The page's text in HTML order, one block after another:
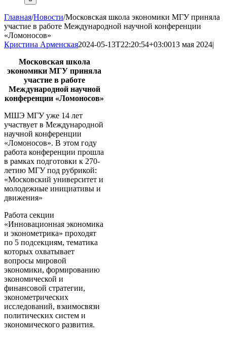
Главная/Новости/Московская школа экономики МГУ приняла
участие в работе Международной научной конференции
«Ломоносов»
Кристина Арменская2024-05-13T22:20:54+03:0013 мая 2024|
Московская школа
экономики МГУ приняла
участие в работе
Международной научной
конференции «Ломоносов»
МШЭ МГУ уже 14 лет
участвует в Международной
научной конференции
«Ломоносов». В этом году
работа конференции прошла
в рамках подготовки к 270-
летию МГУ под рубрикой:
«Московский университет и
молодежные инициативы и
движения»
Работа секции
«Инновационная экономика
и эконометрика» проходят
по 5 подсекциям, тематика
которых охватывает
вопросы мировой
экономики, формированию
экономической и
финансовой стратегии,
эконометрических
исследований, взаимосвязи
политических систем и
экономического развития.